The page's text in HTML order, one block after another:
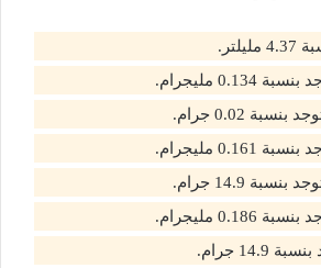
0.02 جرام.
14.9 جرام.
جرام.